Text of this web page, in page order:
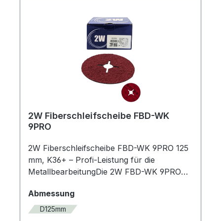
Arbeiten.Vertrauen Sie auf die
Performance der 2W FD-CS Serie für ein
perfektes, metallisch blankes Ergebnis bei
minimalem Zeitaufwand!
2W Fiberschleifscheibe FBD-WK
9PRO
2W Fiberschleifscheibe FBD-WK 9PRO 125
mm, K36+ – Profi-Leistung für die
MetallbearbeitungDie 2W FBD-WK 9PRO
Oberflächenbearbeitung. Diese
Fiberschleifscheibe wurde speziell für
Abmessungauswählen
D125mm